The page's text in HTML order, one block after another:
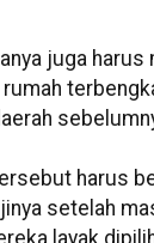
juga harus
harus
setelah